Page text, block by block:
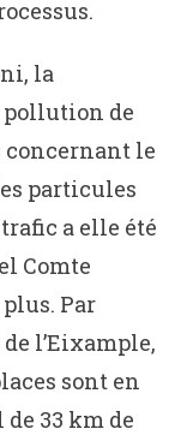
la
de
concernant le
particules
a elle été
Comte
Par
l’Eixample,
sont en
33 km de